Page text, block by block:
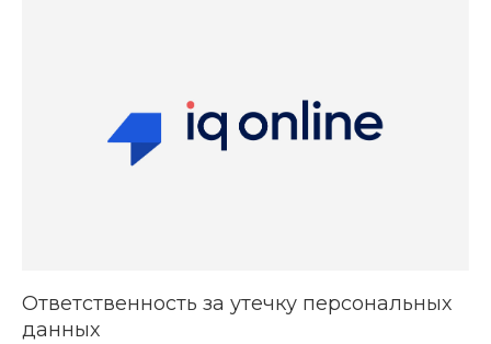
Ответственность за утечку персональных
данных